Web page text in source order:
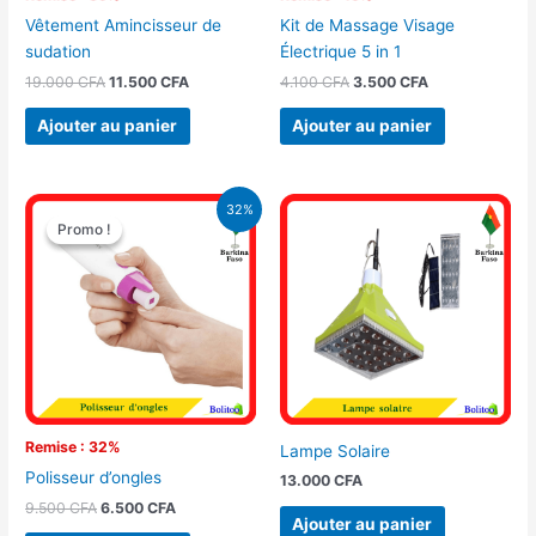
Vêtement Amincisseur de
sudation
19.000CFA 11.500CFA
Ajouter au panier
Kit de Massage Visage
Électrique 5 in 1
4.100CFA 3.500 CFA
Ajouter au panier
32%
Promo !
Remise : 32%
Promo !
Polisseur d’ongles
9.500CFA
Le
prix
initial
était :
9.500 CFA.
6.500CFA
Le
Lampe Solaire
13.000 CFA
Ajouter au panier